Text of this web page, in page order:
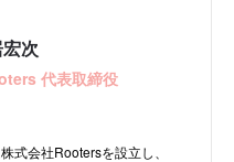
アプリはリスクを考慮
次
代表取締役
式会社Rootersを設立し、